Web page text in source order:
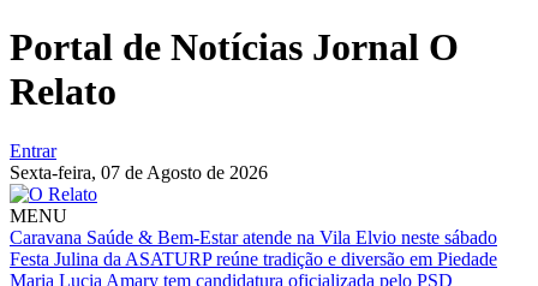
Portal de Notícias Jornal O
Relato
Entrar
Sexta-feira, 07 de Agosto de 2026
MENU
Caravana Saúde & Bem-Estar atende na Vila Elvio neste sábado
Festa Julina da ASATURP reúne tradição e diversão em Piedade
Maria Lucia Amary tem candidatura oficializada pelo PSD